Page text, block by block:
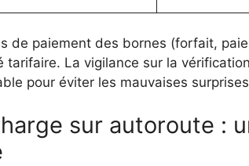
de paiement des bornes (forfait,
tarifaire. La vigilance sur la
pour éviter les mauvaises
sur autoroute :